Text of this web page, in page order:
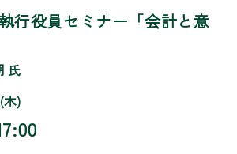
行役員セミナー「会計と意
氏
(木)